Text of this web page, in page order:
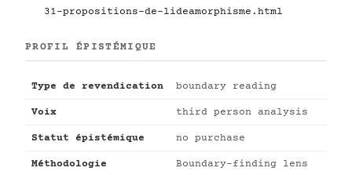
31-propositions-de-lideamorphisme.html
PROFIL ÉPISTÉMIQUE
Type de revendication boundary reading
Voix third person analysis
Statut épistémique no purchase
Méthodologie
Boundary-finding lens